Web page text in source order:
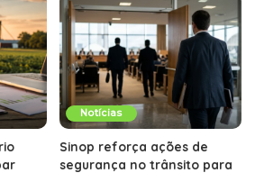
Notícias
Sinop reforça ações de
segurança no trânsito para